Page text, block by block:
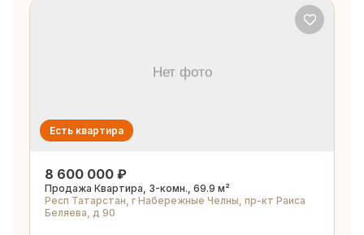
Есть квартира
8 600 000 ₽
Продажа Квартира, 3-комн., 69.9 м²
Респ Татарстан, г Набережные Челны, пр-кт Раиса
Беляева, д 90